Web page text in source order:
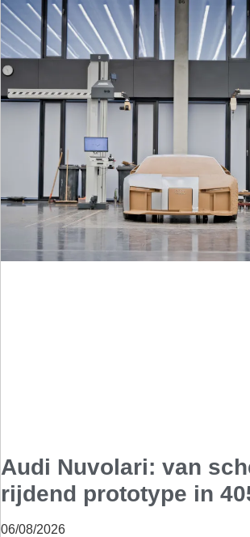
Audi Nuvolari: van
rijdend prototype in
06/08/2026